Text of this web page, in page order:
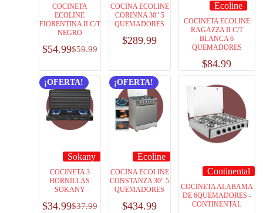
COCINETA
ECOLINE
FIORENTINA II C/T
NEGRO
$59.99
$54.99
COCINA ECOLINE
CORINNA 30″ 5
QUEMADORES
$289.99
Ecoline
COCINETA ECOLINE
RAGAZZA II C/T
BLANCA 6
QUEMADORES
$84.99
¡OFERTA!
Sokany
COCINETA 3
HORNILLAS
SOKANY
$37.99
$34.99
¡OFERTA!
Ecoline
COCINA ECOLINE
CONSTANZA 30″ 5
QUEMADORES
$434.99
Continental
COCINETA ALABAMA
DE 6QUEMADORES -
CONTINENTAL